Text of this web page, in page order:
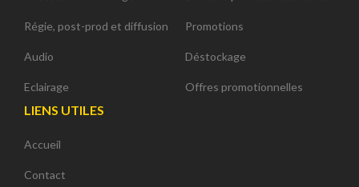
Régie, post-prod et diffusion
Audio
Eclairage
Promotions
Déstockage
Offres promotionnelles
LIENS UTILES
Accueil
Contact